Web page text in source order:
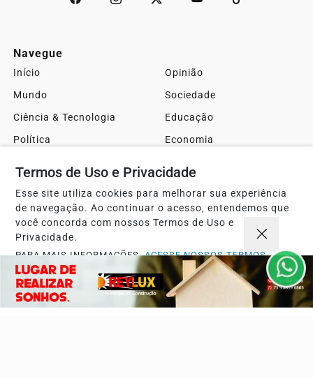
Navegue
Início
Opinião
Mundo
Sociedade
Ciência & Tecnologia
Educação
Política
Economia
Esportes
Cidades
Cultura
Futebol
Sobre
FAQ
Contato
Termos de Uso e Privacidade
Esse site utiliza cookies para melhorar sua experiência
de navegação. Ao continuar o acesso, entendemos que
você concorda com nossos Termos de Uso e
Privacidade.
PARA MAIS INFORMAÇÕES,ACESSE NOSSOS TERMOS
CLICANDO AQUI
PROSSEGUIR